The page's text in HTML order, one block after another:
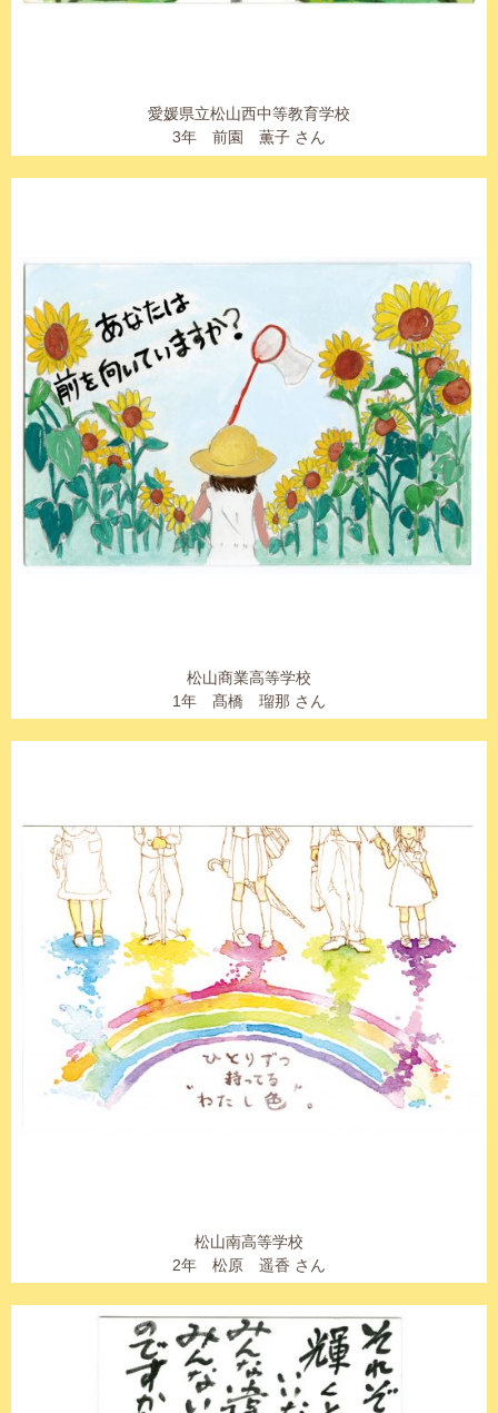
愛媛県立松山西中等教育学校
3年 前園 薫子 さん
松山商業高等学校
1年 髙橋 瑠那 さん
松山南高等学校
2年 松原 遥香 さん